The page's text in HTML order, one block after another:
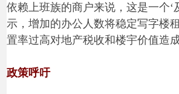
依赖上班族的商户来说，这是一个‘
示，增加的办公人数将稳定写字楼
置率过高对地产税收和楼宇价值造成
政策呼吁